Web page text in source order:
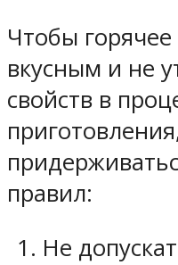
Чтобы
вкусным и не
свойств в
правил:
Не